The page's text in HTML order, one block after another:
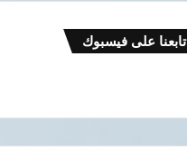
تابعنا على فيسبوك